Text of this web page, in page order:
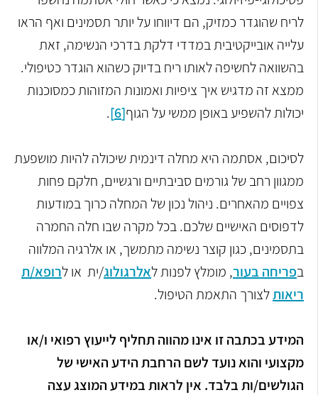
לריח שהוגדר כמזיק, הם דיווחו על יותר תסמינים ואף הראו
עלייה אובייקטיבית במדדי דלקת בדרכי הנשימה, זאת
בהשוואה לחשיפה לאותו ריח בדיוק כשהוא הוגדר כטיפולי.
ממצא זה מדגיש איך ציפיות ואמונות המזוהות כמסוכנות
יכולות להשפיע באופן ממשי על הגוף[6]
.
לסיכום, אסתמה היא מחלה דינמית שיכולה להיות מושפעת
ממגוון רחב של גורמים סביבתיים ורגשיים, חלקם פחות
צפויים מהאחרים. ניהול נכון של המחלה כרוך במודעות
לדפוסים האישיים שלכם. בכל מקרה שבו חלה החמרה
בתסמינים, כגון קוצר נשימה מתמשך, או אלרגיה המלווה
בפריחה בעור, מומלץ לפנות לאלרגולוג/ית או לרופא/ת
ריאותלצורך התאמת הטיפול.
המידע בכתבה זו אינו מהווה תחליף לייעוץ רפואי ו/או
מקצועי והוא נועד לשם הרחבת הידע האישי של
הגולשים/ות בלבד. אין לראות במידע המוצג עצה